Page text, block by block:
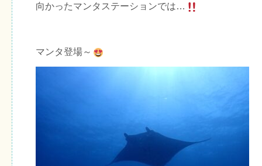
向かったマンタステーションでは…
マンタ登場～